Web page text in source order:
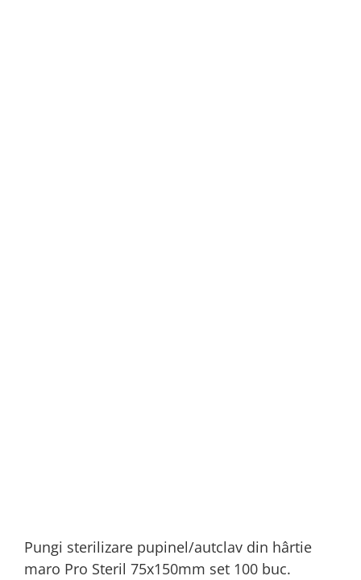
Pungi sterilizare pupinel/autclav din hârtie
maro Pro Steril 75x150mm set 100 buc.